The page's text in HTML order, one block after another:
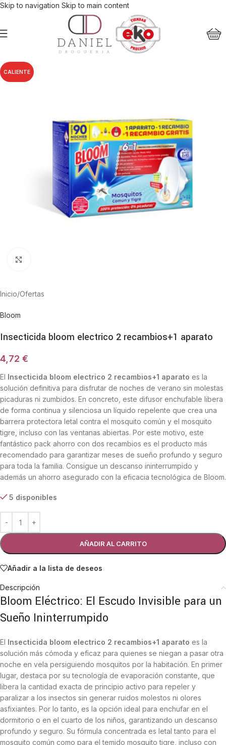
Skip to navigation Skip to main content
CALIENTE
Inicio/Ofertas
Bloom
Insecticida bloom electrico 2 recambios+1 aparato
4,72 €
El Insecticida bloom electrico 2 recambios+1 aparato es la
solución definitiva para disfrutar de noches de verano sin molestas
picaduras ni zumbidos. En concreto, este difusor enchufable libera
de forma continua y silenciosa un líquido repelente que crea una
barrera protectora letal contra el mosquito común y el mosquito
tigre, incluso con las ventanas abiertas. Por este motivo, este
fantástico pack ahorro con dos recambios es el producto más
recomendado para garantizar meses de sueño profundo y seguro
para toda la familia. Consigue un descanso ininterrumpido y
además un ahorro asegurado con la eficacia tecnológica de Bloom.
5 disponibles
AÑADIR AL CARRITO
Añadir a la lista de deseos
Descripción
Bloom Eléctrico: El Escudo Invisible para un
Sueño Ininterrumpido
El Insecticida bloom electrico 2 recambios+1 aparato es la
solución más cómoda y eficaz para quienes se niegan a pasar otra
noche en vela persiguiendo mosquitos por la habitación. En primer
lugar, destaca por su tecnología de evaporación constante, que
libera la cantidad exacta de principio activo para repeler y
paralizar a los insectos sin generar ruidos molestos ni olores
asfixiantes. Por lo tanto, es la opción ideal para enchufar en el
dormitorio o en el cuarto de los niños, garantizando un descanso
profundo y seguro. Su fórmula concentrada es letal tanto para el
mosquito común como para el temido mosquito tigre, incluso con